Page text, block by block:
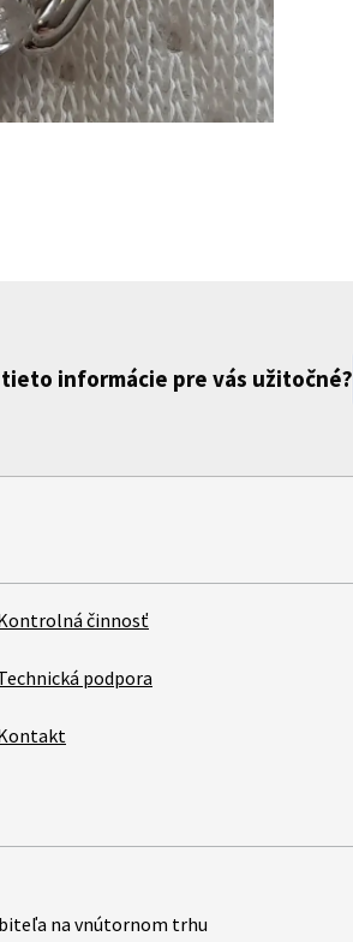
informácie pre vás užitočné?
činnosť
podpora
na vnútornom trhu